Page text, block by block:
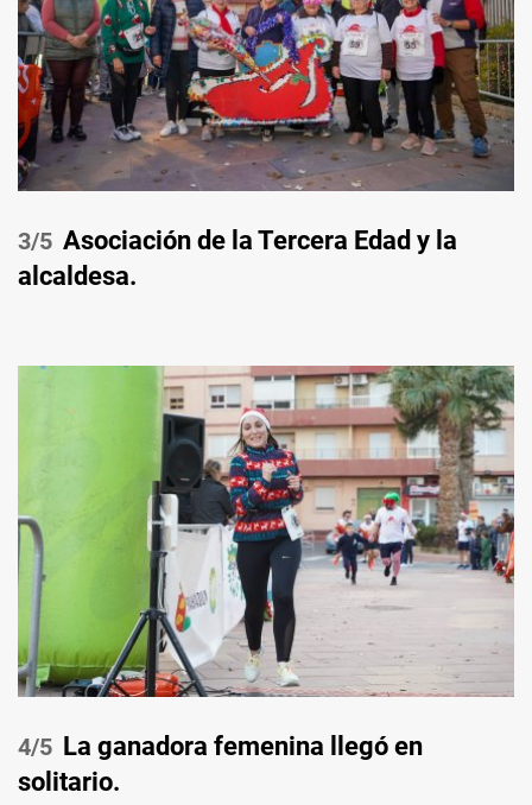
/5 Asociación de la Tercera Edad y la
alcaldesa.
/5 La ganadora femenina llegó en
solitario.